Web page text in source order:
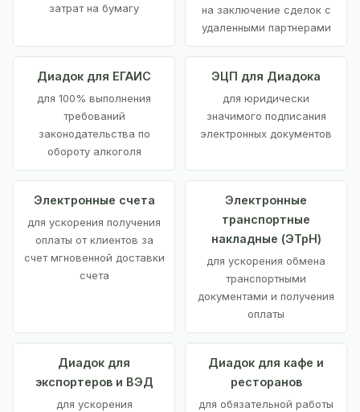
затрат на бумагу
на заключение сделок с
удаленными партнерами
Диадок для ЕГАИС
для 100% выполнения
требований
законодательства по
обороту алкоголя
ЭЦП для Диадока
для юридически
значимого подписания
электронных документов
Электронные счета
для ускорения получения
оплаты от клиентов за
счет мгновенной доставки
счета
Электронные
транспортные
накладные (ЭТрН)
для ускорения обмена
транспортными
документами и получения
оплаты
Диадок для
экспортеров и ВЭД
для ускорения
Диадок для кафе и
ресторанов
для обязательной работы